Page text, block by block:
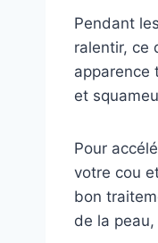
Pendant
ralentir, ce
apparence
et
Pour
votre cou
bon
de la